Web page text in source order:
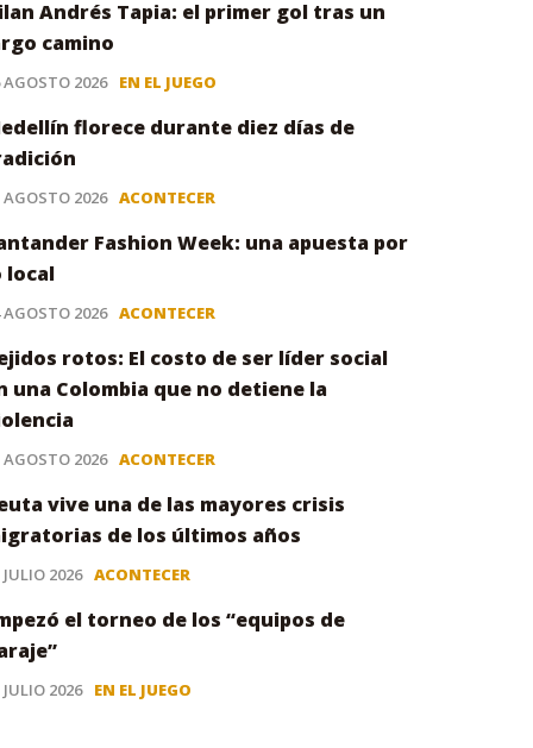
Andrés Tapia: el primer gol tras un
camino
AGOSTO 2026 EN EL JUEGO
florece durante diez días de
AGOSTO 2026 ACONTECER
Fashion Week: una apuesta por
local
AGOSTO 2026 ACONTECER
rotos: El costo de ser líder social
una Colombia que no detiene la
AGOSTO 2026 ACONTECER
vive una de las mayores crisis
de los últimos años
JULIO 2026 ACONTECER
el torneo de los “equipos de
JULIO 2026 EN EL JUEGO